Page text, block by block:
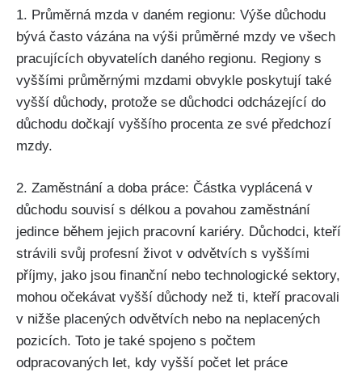
1. Průměrná mzda v daném regionu: Výše důchodu
bývá často vázána na výši průměrné mzdy ve všech
pracujících obyvatelích daného regionu. Regiony s
vyššími průměrnými mzdami obvykle poskytují také
vyšší důchody, protože se důchodci odcházející do
důchodu dočkají vyššího procenta ze své předchozí
mzdy.
2. Zaměstnání a doba práce: Částka vyplácená v
důchodu souvisí s délkou a povahou zaměstnání
jedince během jejich pracovní kariéry. Důchodci, kteří
strávili svůj profesní život v odvětvích s vyššími
příjmy, jako jsou finanční nebo technologické sektory,
mohou očekávat vyšší důchody než ti, kteří pracovali
v nižše placených odvětvích nebo na neplacených
pozicích. Toto je také spojeno s počtem
odpracovaných let, kdy vyšší počet let práce